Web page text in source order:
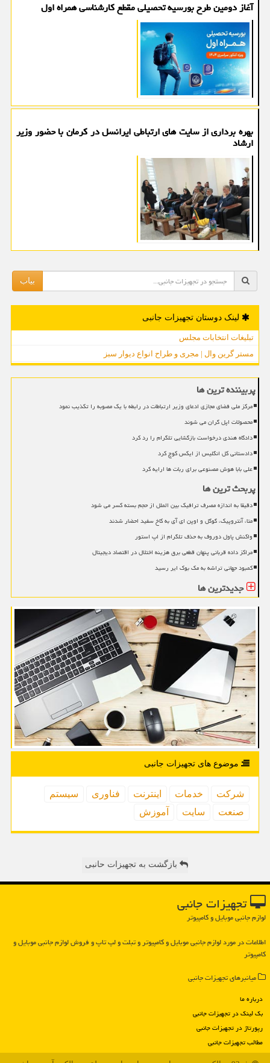
آغاز دومین طرح بورسیه تحصیلی مقطع کارشناسی همراه اول
بهره برداری از سایت های ارتباطی ایرانسل در کرمان با حضور وزیر
ارشاد
بیاب
لینک دوستان تجهیزات جانبی
تبلیغات انتخابات مجلس
مستر گرین وال | مجری و طراح انواع دیوار سبز
پربیننده ترین ها
مرکز ملی فضای مجازی ادعای وزیر ارتباطات در رابطه با یک مصوبه را تکذیب نمود
محصولات اپل گران می شوند
دادگاه هندی درخواست بازگشایی تلگرام را رد کرد
دادستانی کل انگلیس از ایکس کوچ کرد
علی بابا هوش مصنوعی برای ربات ها ارایه کرد
پربحث ترین ها
دقیقا به اندازه مصرف ترافیک بین الملل از حجم بسته کسر می شود
متا، آنتروپیک، گوگل و اوپن ای آی به کاخ سفید احضار شدند
واکنش پاول دوروف به حذف تلگرام از اپ استور
مراکز داده قربانی پنهان قطعی برق هزینه اختلال در اقتصاد دیجیتال
کمبود جهانی تراشه به مک بوک ایر رسید
جدیدترین ها
موضوع های تجهیزات جانبی
شركت خدمات اینترنت فناوری
سیستم
صنعت
سایت آموزش
بازگشت به تجهیزات حانبی
تجهیزات جانبی
لوازم جانبی موبایل و کامپیوتر
اطلاعات در مورد لوازم جانبی موبایل و كامپیوتر و تبلت و لپ تاپ و فروش لوازم جانبی موبایل و
كامپیوتر
میانبرهای تجهیزات جانبی
درباره ما
بک لینک در تجهیزات جانبی
رپورتاژ در تجهیزات جانبی
مطالب تجهیزات جانبی